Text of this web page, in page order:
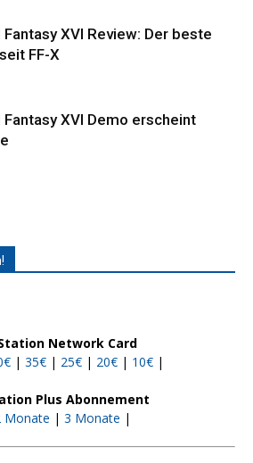
Fantasy XVI Review: Der beste
FF-X
Fantasy XVI Demo erscheint
Network Card
| 35€ | 25€ | 20€ | 10€ |
Plus Abonnement
Monate | 3 Monate |